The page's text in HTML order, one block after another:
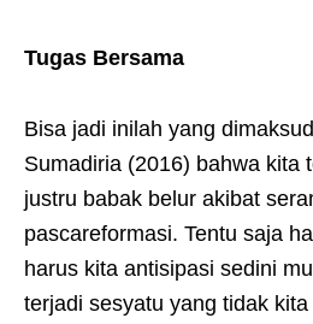
Tugas Bersama
Bisa jadi inilah yang
Sumadiria (2016) bahwa kita
justru babak belur akibat
pascareformasi. Tentu saja
harus kita antisipasi sedini
terjadi sesyatu yang tidak